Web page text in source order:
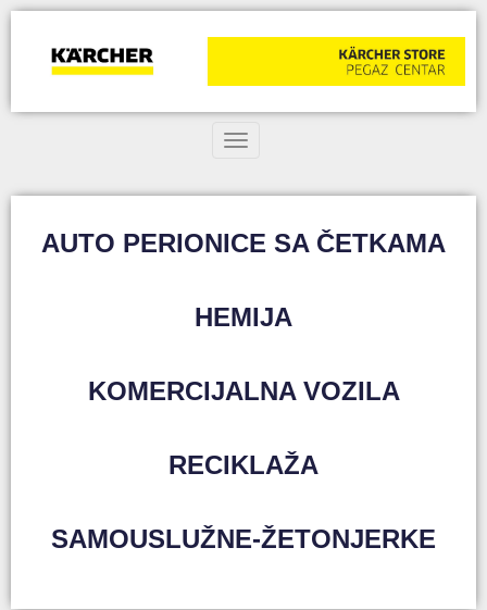
Toggle navigation
AUTO PERIONICE SA ČETKAMA
HEMIJA
KOMERCIJALNA VOZILA
RECIKLAŽA
SAMOUSLUŽNE-ŽETONJERKE